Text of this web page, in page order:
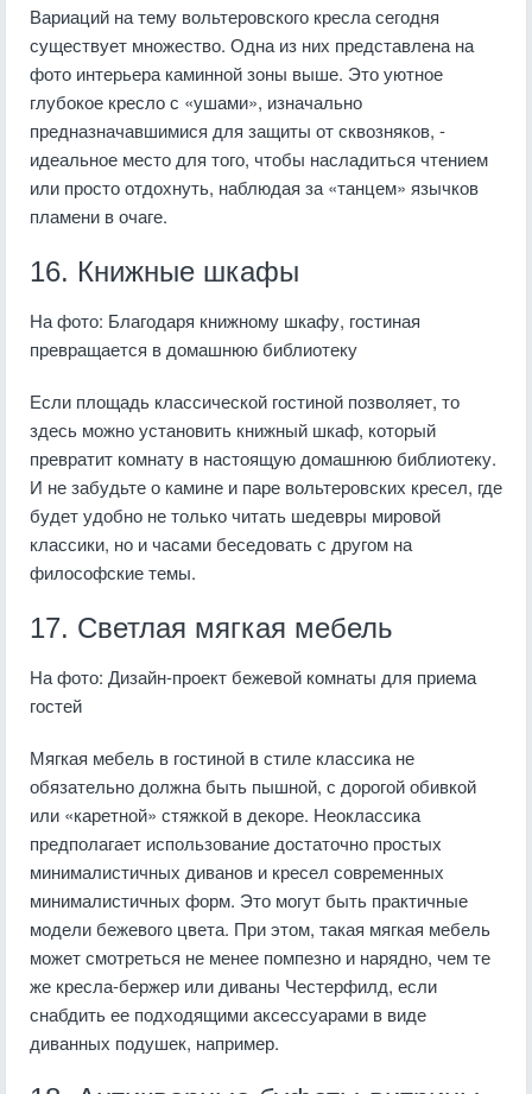
Вариаций на тему вольтеровского кресла сегодня
существует множество. Одна из них представлена на
фото интерьера каминной зоны выше. Это уютное
глубокое кресло с «ушами», изначально
предназначавшимися для защиты от сквозняков, -
идеальное место для того, чтобы насладиться чтением
или просто отдохнуть, наблюдая за «танцем» язычков
пламени в очаге.
16. Книжные шкафы
На фото: Благодаря книжному шкафу, гостиная
превращается в домашнюю библиотеку
Если площадь классической гостиной позволяет, то
здесь можно установить книжный шкаф, который
превратит комнату в настоящую домашнюю библиотеку.
И не забудьте о камине и паре вольтеровских кресел, где
будет удобно не только читать шедевры мировой
классики, но и часами беседовать с другом на
философские темы.
17. Светлая мягкая мебель
На фото: Дизайн-проект бежевой комнаты для приема
гостей
Мягкая мебель в гостиной в стиле классика не
обязательно должна быть пышной, с дорогой обивкой
или «каретной» стяжкой в декоре. Неоклассика
предполагает использование достаточно простых
минималистичных диванов и кресел современных
минималистичных форм. Это могут быть практичные
модели бежевого цвета. При этом, такая мягкая мебель
может смотреться не менее помпезно и нарядно, чем те
же кресла-бержер или диваны Честерфилд, если
снабдить ее подходящими аксессуарами в виде
диванных подушек, например.